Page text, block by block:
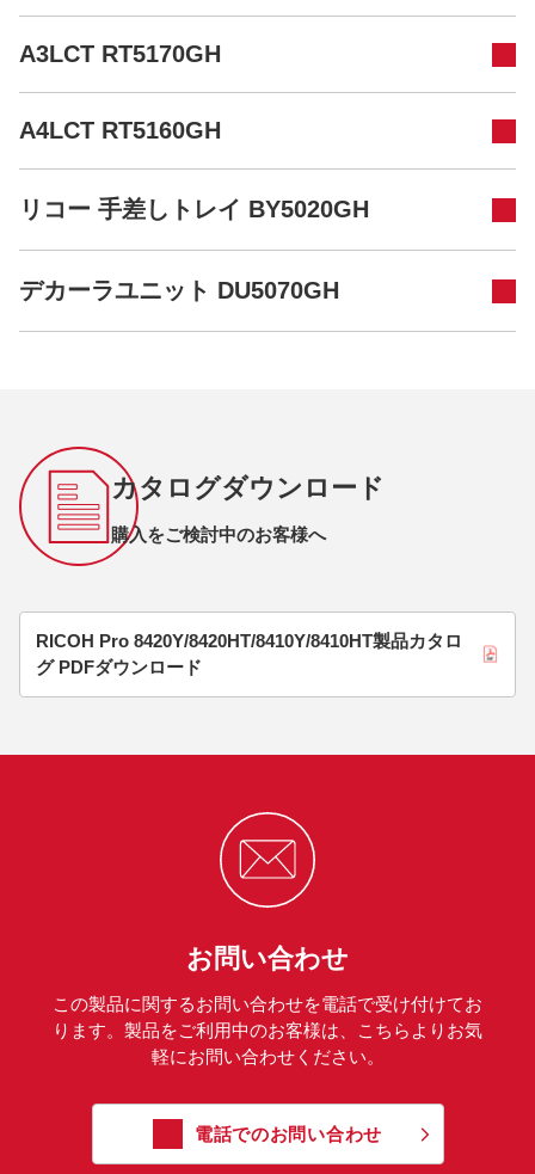
A3LCT RT5170GH
A4LCT RT5160GH
リコー 手差しトレイ BY5020GH
デカーラユニット DU5070GH
カタログダウンロード
購入をご検討中のお客様へ
RICOH Pro 8420Y/8420HT/8410Y/8410HT製品カタロ
グ PDFダウンロード
お問い合わせ
この製品に関するお問い合わせを電話で受け付けてお
ります。製品をご利用中のお客様は、こちらよりお気
軽にお問い合わせください。
電話でのお問い合わせ